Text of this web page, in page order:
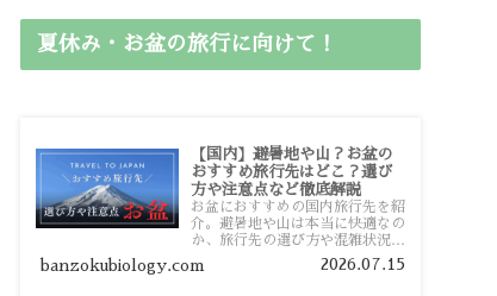
夏休み・お盆の旅行に向けて！
【国内】避暑地や山？お盆の
おすすめ旅行先はどこ？選び
方や注意点など徹底解説
お盆におすすめの国内旅行先を紹
介。避暑地や山は本当に快適なの
か、旅行先の選び方や混雑状況、
注意点、比較的混雑を避けやすい
おすすめスポットまで旅行前に役
banzokubiology.com 2026.07.15